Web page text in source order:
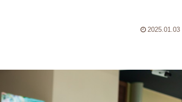
2025.01.03